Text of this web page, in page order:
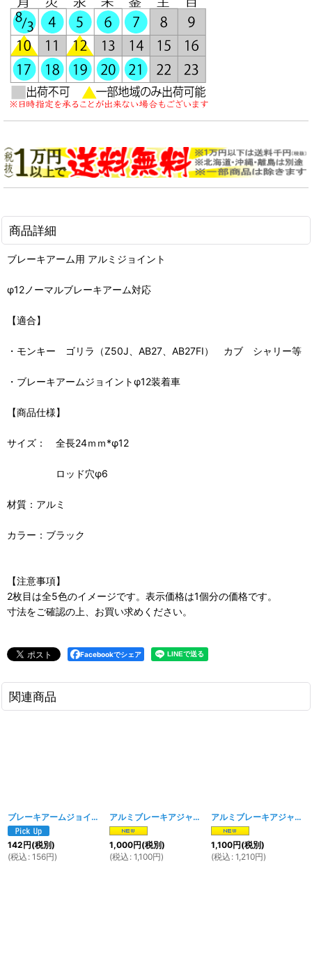
商品詳細
ブレーキアーム用 アルミジョイント
φ12ノーマルブレーキアーム対応
【適合】
・モンキー ゴリラ（Z50J、AB27、AB27FI） カブ シャリー等
・ブレーキアームジョイントφ12装着車
【商品仕様】
サイズ： 全長24ｍｍ*φ12
ロッド穴φ6
材質：アルミ
カラー：ブラック
【注意事項】
2枚目は全5色のイメージです。表示価格は1個分の価格です。
寸法をご確認の上、お買い求めください。
Facebookでシェア
関連商品
ブレーキアームジョイント-小 [1772w]
142円(税別)
(税込 : 156円)
アルミブレーキアジャストナット TYPE-B シルバー
1,000円(税別)
(税込 : 1,100円)
アルミブレーキアジャストナット TYPE-C シルバー
1,100円(税別)
(税込 : 1,210円)